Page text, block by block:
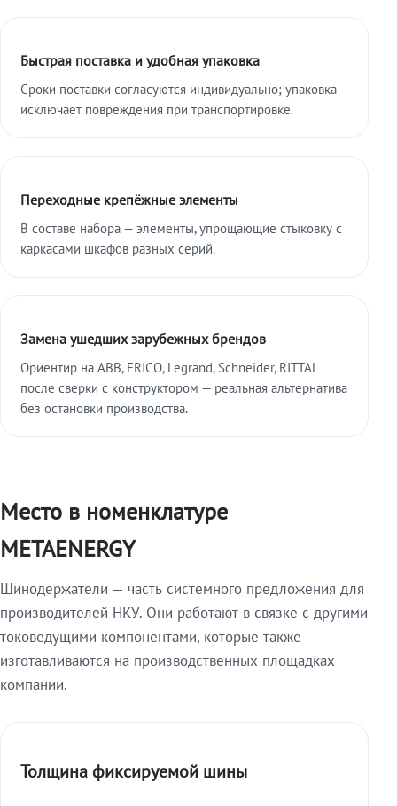
Быстрая поставка и удобная упаковка
Сроки поставки согласуются индивидуально; упаковка
исключает повреждения при транспортировке.
Переходные крепёжные элементы
В составе набора — элементы, упрощающие стыковку с
каркасами шкафов разных серий.
Замена ушедших зарубежных брендов
Ориентир на ABB, ERICO, Legrand, Schneider, RITTAL
после сверки с конструктором — реальная альтернатива
без остановки производства.
Место в номенклатуре
METAENERGY
Шинодержатели — часть системного предложения для
производителей НКУ. Они работают в связке с другими
токоведущими компонентами, которые также
изготавливаются на производственных площадках
компании.
Толщина фиксируемой шины